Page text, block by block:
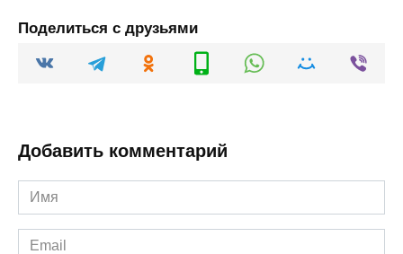
Поделиться с друзьями
Добавить комментарий
Имя
*
Email